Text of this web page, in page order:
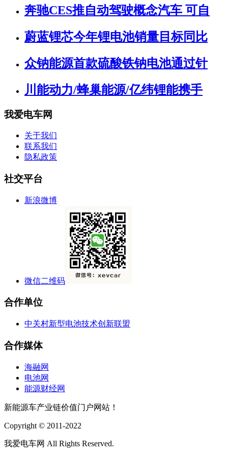
奔驰CES推自动驾驶概念汽车 可自
蔚蓝锂芯今年锂电池销量目标同比
众钠能源首款硫酸铁钠电池通过针
川能动力/蜂巢能源/亿纬锂能携手
我爱电车网
关于我们
联系我们
隐私政策
社交平台
新浪微博
微信二维码
合作单位
中关村新型电池技术创新联盟
合作媒体
海融网
电池网
能源财经网
新能源车产业链价值门户网站！
Copyright © 2011-2022
我爱电车网 All Rights Reserved.